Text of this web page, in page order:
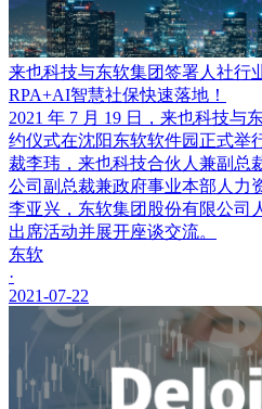
来也科技与东软集团签署人社行
RPA+AI智慧社保快速落地！
2021 年 7 月 19 日，来也科技与
约仪式在沈阳东软软件园正式举
裁李玮，来也科技合伙人兼副总
公司副总裁兼政府事业本部人力
李亚兴，东软集团股份有限公司
出席活动并展开座谈交流。
东软
·
2021-07-22